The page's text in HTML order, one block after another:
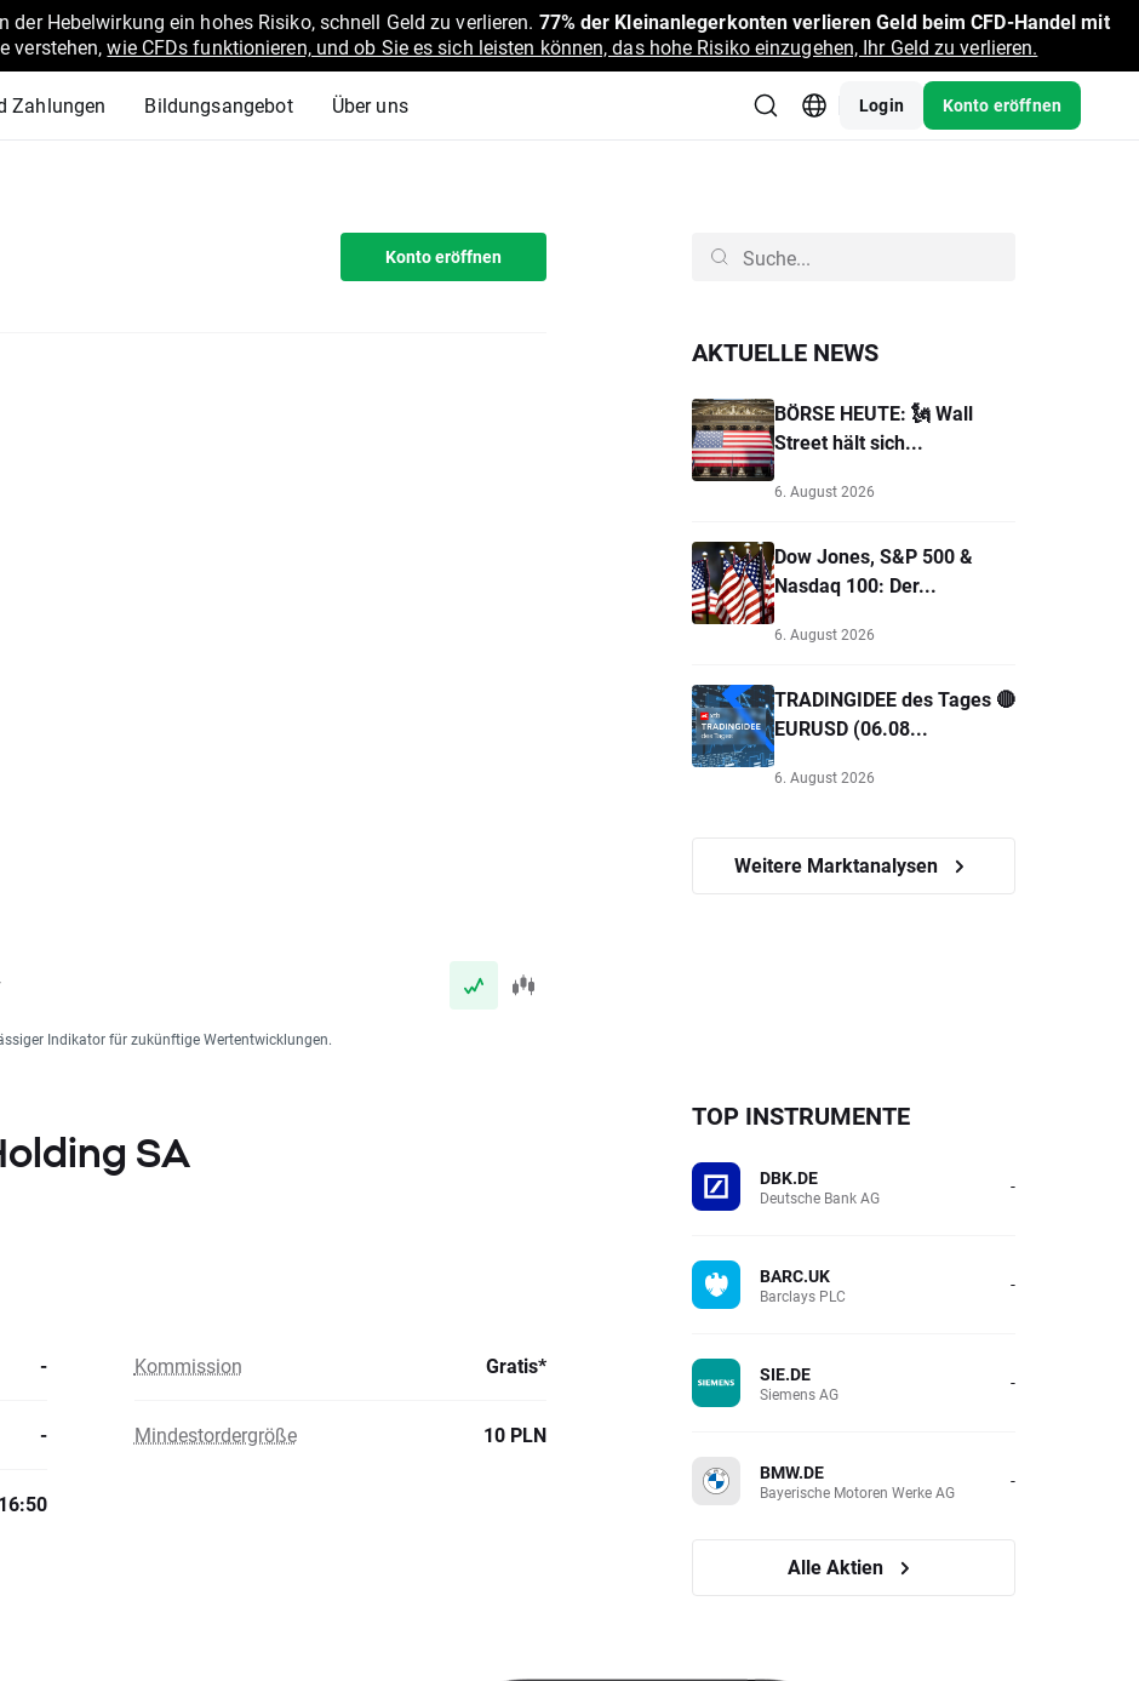
Hebelwirkung ein hohes Risiko, schnell Geld zu verlieren. 77% der Kleinanlegerkonten verlieren Geld beim CFD-Handel mit
verstehen,wie CFDs funktionieren, und ob Sie es sich leisten können, das hohe Risiko einzugehen, Ihr Geld zu verlieren.
Zahlungen Bildungsangebot Über uns Login Konto eröffnen
Konto eröffnen
Indikator für zukünftige Wertentwicklungen.
AKTUELLE NEWS
BÖRSE HEUTE: 🗽 Wall
Street hält sich...
6. August 2026
Dow Jones, S&P 500 &
Nasdaq 100: Der...
6. August 2026
TRADINGIDEE des Tages 🔴
EURUSD (06.08...
6. August 2026
Weitere Marktanalysen
SA
- Kommission Gratis*
- Mindestordergröße 10 PLN
TOP INSTRUMENTE
DBK.DE
Deutsche Bank AG -
BARC.UK
Barclays PLC -
SIE.DE
Siemens AG -
BMW.DE
Bayerische Motoren Werke AG -
Alle Aktien